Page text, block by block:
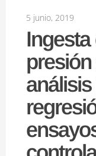
5 junio, 2019